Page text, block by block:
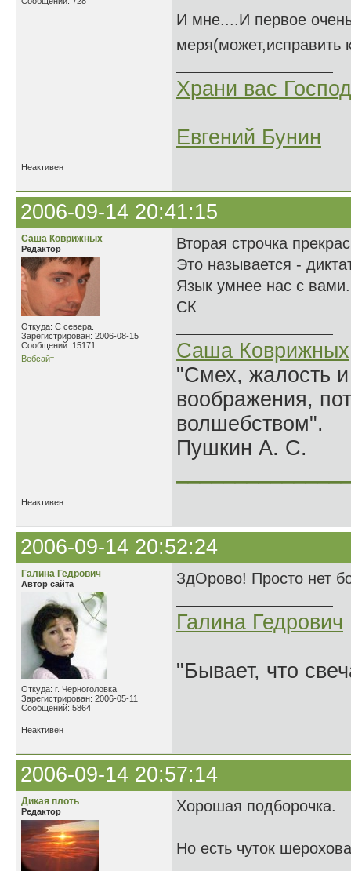
И мне....И первое
меря(может,исправить
Храни вас
Евгений Бунин
Неактивен
2006-09-14 20:41:15
Саша Коврижных
Редактор
Откуда: С севера.
Зарегистрирован: 2006-08-15
Сообщений: 15171
Вебсайт
Вторая строчка
Это называется -
Язык умнее нас с вами.
СК
Саша Коврижных
"Смех, жалость
воображения,
волшебством".
Пушкин А. С.
Неактивен
2006-09-14 20:52:24
Галина Гедрович
Автор сайта
Откуда: г. Черноголовка
Зарегистрирован: 2006-05-11
Сообщений: 5864
ЗдОрово! Просто нет
Галина Гедрович
"Бывает, что
Неактивен
2006-09-14 20:57:14
Дикая плоть
Редактор Хорошая подборочка.
Но есть чуток